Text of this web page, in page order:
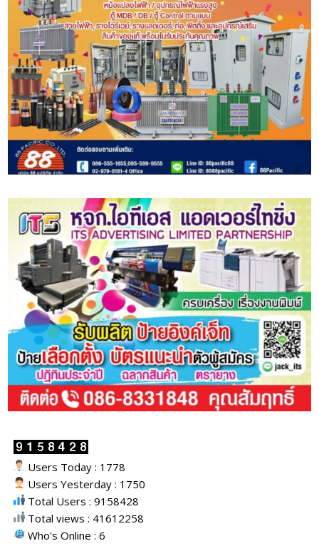
Users Today : 1778
Users Yesterday : 1750
Total Users : 9158428
Total views : 41612258
Who's Online : 6